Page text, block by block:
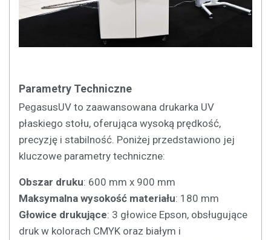
Parametry Techniczne
PegasusUV to zaawansowana drukarka UV
płaskiego stołu, oferująca wysoką prędkość,
precyzję i stabilność. Poniżej przedstawiono jej
kluczowe parametry techniczne:
Obszar druku: 600 mm x 900 mm
Maksymalna wysokość materiału: 180 mm
Głowice drukujące: 3 głowice Epson, obsługujące
druk w kolorach CMYK oraz białym i